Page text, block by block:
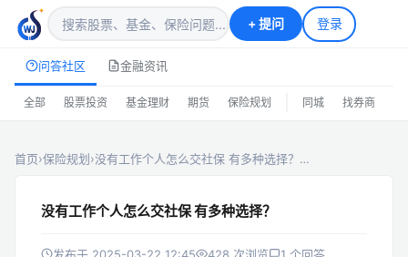
+提问 登录
问答社区 金融资讯
全部 股票投资 基金理财 期货 保险规划 同城 找券商
首页›保险规划›没有工作个人怎么交社保 有多种选择？…
没有工作个人怎么交社保 有多种选择？
发布于 2025-03-22 12:45 428 次浏览 1 个回答